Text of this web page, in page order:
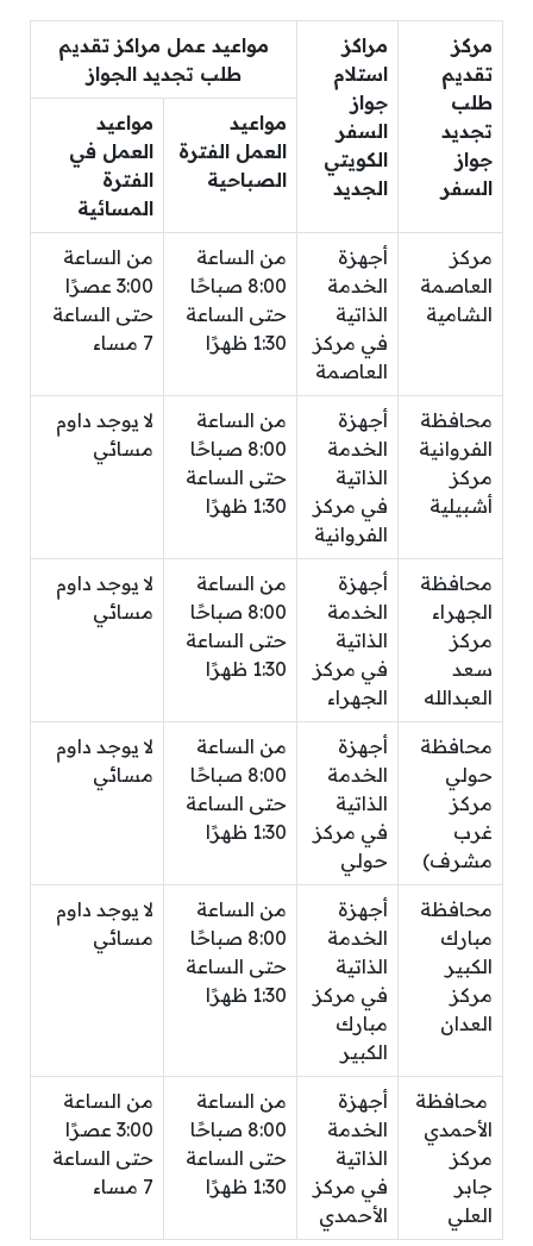
مركز
تقديم
طلب
تجديد
جواز
السفر
مراكز
استلام
جواز
السفر
الكويتي
الجديد
مواعيد عمل مراكز تقديم
طلب تجديد الجواز
مواعيد
العمل الفترة
الصباحية
مواعيد
العمل في
الفترة
المسائية
مركز
العاصمة
الشامية
أجهزة
الخدمة
الذاتية
في مركز
العاصمة
من الساعة
8:00 صباحًا
حتى الساعة
1:30 ظهرًا
من الساعة
3:00 عصرًا
حتى الساعة
7 مساء
محافظة
الفروانية
مركز
أشبيلية
أجهزة
الخدمة
الذاتية
في مركز
الفروانية
من الساعة
8:00 صباحًا
حتى الساعة
1:30 ظهرًا
لا يوجد داوم
مسائي
محافظة
الجهراء
مركز
سعد
العبدالله
أجهزة
الخدمة
الذاتية
في مركز
الجهراء
من الساعة
8:00 صباحًا
حتى الساعة
1:30 ظهرًا
لا يوجد داوم
مسائي
محافظة
حولي
مركز
غرب
مشرف)
أجهزة
الخدمة
الذاتية
في مركز
حولي
من الساعة
8:00 صباحًا
حتى الساعة
1:30 ظهرًا
لا يوجد داوم
مسائي
محافظة
مبارك
الكبير
مركز
العدان
أجهزة
الخدمة
الذاتية
في مركز
مبارك
الكبير
من الساعة
8:00 صباحًا
حتى الساعة
1:30 ظهرًا
لا يوجد داوم
مسائي
محافظة
الأحمدي
مركز
جابر
العلي
أجهزة
الخدمة
الذاتية
في مركز
الأحمدي
من الساعة
8:00 صباحًا
حتى الساعة
1:30 ظهرًا
من الساعة
3:00 عصرًا
حتى الساعة
7 مساء